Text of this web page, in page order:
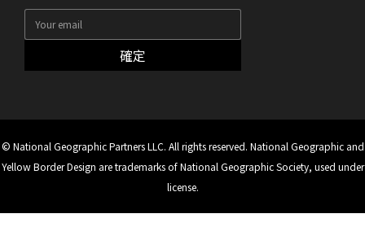
確定
© National Geographic Partners LLC. All rights reserved. National Geographic and
Yellow Border Design are trademarks of National Geographic Society, used under
license.